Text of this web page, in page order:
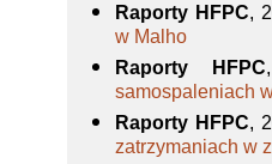
Raporty HFPC,
w Malho
Raporty HFPC
samospaleniach
Raporty HFPC,
zatrzymaniach w